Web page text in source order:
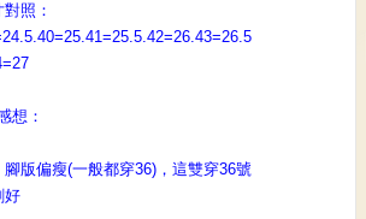
對照：
想：
版偏瘦(一般都穿36)，這雙穿36號
好